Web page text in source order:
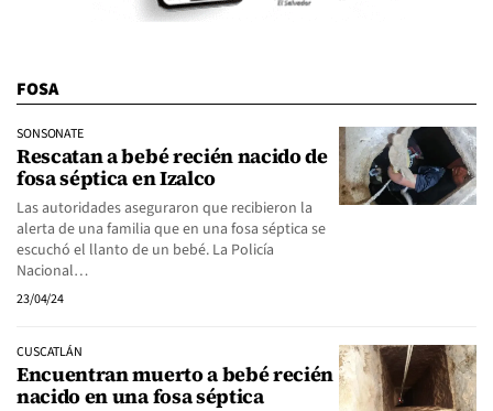
FOSA
SONSONATE
Rescatan a bebé recién nacido de
fosa séptica en Izalco
Las autoridades aseguraron que recibieron la
alerta de una familia que en una fosa séptica se
escuchó el llanto de un bebé. La Policía
Nacional…
23/04/24
CUSCATLÁN
Encuentran muerto a bebé recién
nacido en una fosa séptica